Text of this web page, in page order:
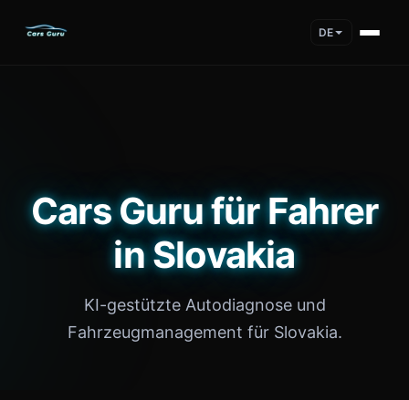
DE
Cars Guru für Fahrer
in Slovakia
KI-gestützte Autodiagnose und
Fahrzeugmanagement für Slovakia.